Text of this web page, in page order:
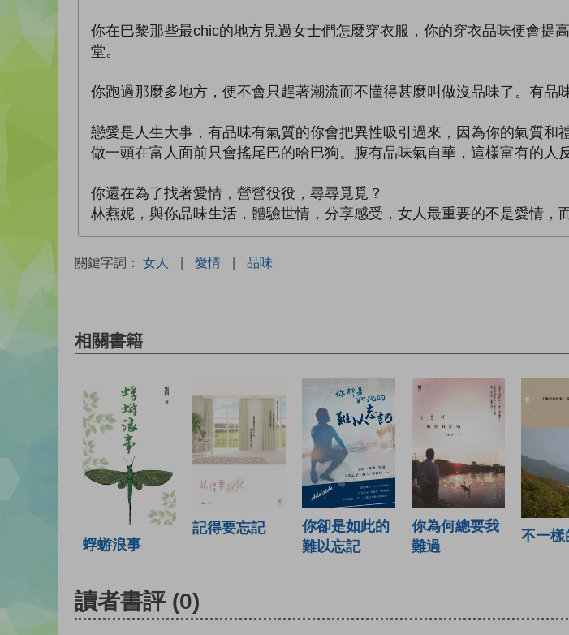
你在巴黎那些最chic的地方見過女士們怎麼穿衣服，你的穿衣品味便會提
堂。
你跑過那麼多地方，便不會只趕著潮流而不懂得甚麼叫做沒品味了。有品
戀愛是人生大事，有品味有氣質的你會把異性吸引過來，因為你的氣質
做一頭在富人面前只會搖尾巴的哈巴狗。腹有品味氣自華，這樣富有的人
你還在為了找著愛情，營營役役，尋尋覓覓？
林燕妮，與你品味生活，體驗世情，分享感受，女人最重要的不是愛情，
關鍵字詞： 女人 | 愛情 | 品味
相關書籍
蜉蝣浪事
記得要忘記
你卻是如此的
難以忘記
你為何總要我
難過
不一樣
讀者書評 (0)